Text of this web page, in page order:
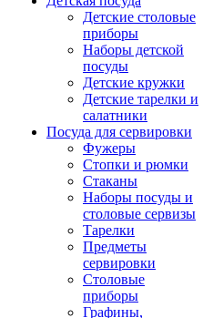
Детские столовые
приборы
Наборы детской
посуды
Детские кружки
Детские тарелки и
салатники
Посуда для сервировки
Фужеры
Стопки и рюмки
Стаканы
Наборы посуды и
столовые сервизы
Тарелки
Предметы
сервировки
Столовые
приборы
Графины,